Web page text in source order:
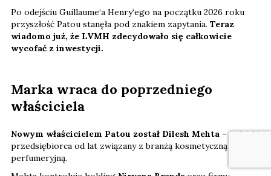
Po odejściu Guillaume‘a Henry‘ego na początku 2026 roku
przyszłość Patou stanęła pod znakiem zapytania. Teraz
wiadomo już, że LVMH zdecydowało się całkowicie
wycofać z inwestycji.
Marka wraca do poprzedniego
właściciela
Nowym właścicielem Patou został Dilesh Mehta – indyjski
przedsiębiorca od lat związany z branżą kosmetyczną i
perfumeryjną.